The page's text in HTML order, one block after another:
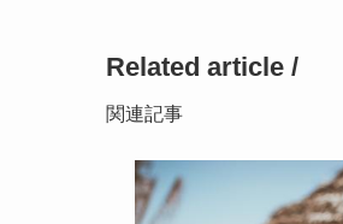
Related article /
関連記事